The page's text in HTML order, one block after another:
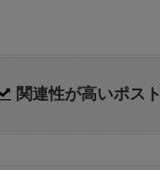
関連性が高いポスト